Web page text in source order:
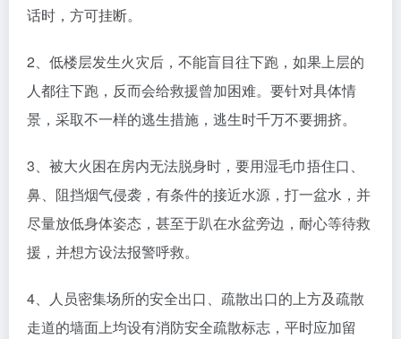
话时，方可挂断。
2、低楼层发生火灾后，不能盲目往下跑，如果上层的
人都往下跑，反而会给救援曾加困难。要针对具体情
景，采取不一样的逃生措施，逃生时千万不要拥挤。
3、被大火困在房内无法脱身时，要用湿毛巾捂住口、
鼻、阻挡烟气侵袭，有条件的接近水源，打一盆水，并
尽量放低身体姿态，甚至于趴在水盆旁边，耐心等待救
援，并想方设法报警呼救。
4、人员密集场所的安全出口、疏散出口的上方及疏散
走道的墙面上均设有消防安全疏散标志，平时应加留